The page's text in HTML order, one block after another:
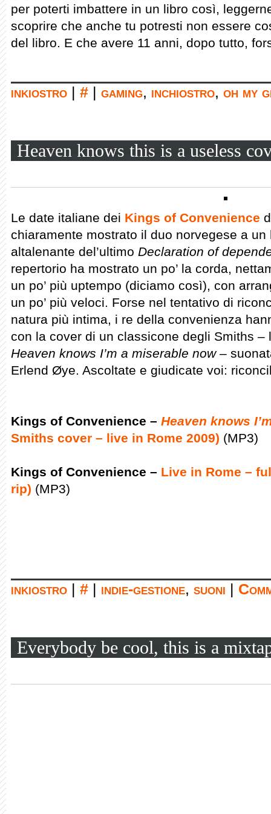
per poterti imbattere in un libro così,
scoprire che anche tu potresti non essere
del libro. E che avere 11 anni, dopo tutto,
inkiostro # gaming, inchiostro, oh my
Heaven knows this is a useless
Le date italiane dei Kings of Convenience
chiaramente mostrato il duo norvegese a
altalenante del’ultimo Declaration of
repertorio ha mostrato un po’ la corda,
un po’ più uptempo (diciamo così), con
un po’ più veloci. Forse nel tentativo di
natura più intima, i re della convenienza
con la cover di un classicone degli Smiths –
Heaven knows I’m a miserable now–
Erlend Øye. Ascoltate e giudicate voi:
Kings of Convenience – Heaven knows
Smiths cover – live in Rome 2009) (MP3)
Kings of Convenience – Live in Rome –
rip) (MP3)
inkiostro # indie-gestione, suoni
Everybody be cool, this is a